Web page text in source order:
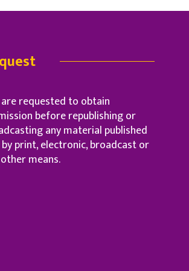
are requested to obtain
before republishing or
any material published
print, electronic, broadcast or
means.